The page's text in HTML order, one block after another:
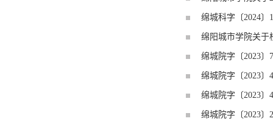
绵城科字〔2024
绵阳城市学院关于
绵城院字〔2023
绵城院字〔2023
绵城院字〔2023
绵城院字〔2023